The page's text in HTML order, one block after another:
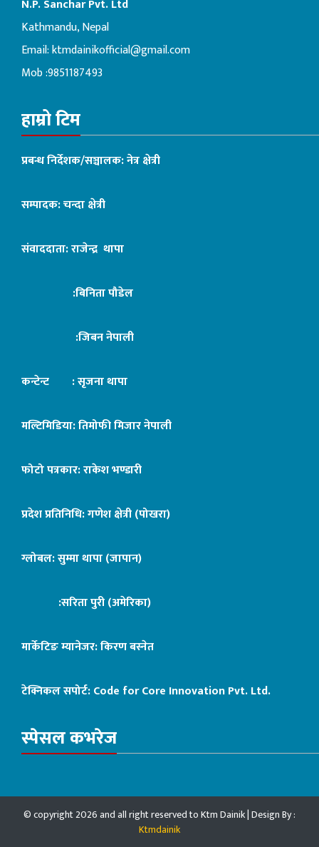
N.P. Sanchar Pvt. Ltd
Kathmandu, Nepal
Email:ktmdainikofficial@gmail.com
Mob :9851187493
हाम्रो टिम
प्रबन्ध निर्देशक/सञ्चालक: नेत्र क्षेत्री
सम्पादक: चन्दा क्षेत्री
संवाददाता: राजेन्द्र थापा
:बिनिता पौडेल
:जिबन नेपाली
कन्टेन्ट : सृजना थापा
मल्टिमिडिया: तिमोफी मिजार नेपाली
फोटो पत्रकार: राकेश भण्डारी
प्रदेश प्रतिनिधि: गणेश क्षेत्री (पोखरा)
ग्लोबल: सुम्मा थापा (जापान)
:सरिता पुरी (अमेरिका)
मार्केटिङ म्यानेजर: किरण बस्नेत
टेक्निकल सपोर्ट:Code for Core Innovation Pvt. Ltd.
स्पेसल कभरेज
© copyright 2026 and all right reserved to Ktm Dainik | Design By :
Ktmdainik